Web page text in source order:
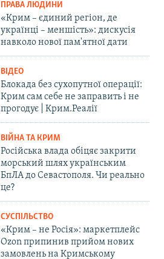
ПРАВА ЛЮДИНИ
«Крим – єдиний регіон, де
українці – меншість»: дискусія
навколо нової пам'ятної дати
ВІДЕО
Блокада без сухопутної операції:
Крим сам себе не заправить і не
прогодує | Крим.Реалії
ВІЙНА ТА КРИМ
Російська влада обіцяє закрити
морський шлях українським
БпЛА до Севастополя. Чи реально
це?
СУСПІЛЬСТВО
«Крим – не Росія»: маркетплейс
Ozon припинив прийом нових
замовлень на Кримському